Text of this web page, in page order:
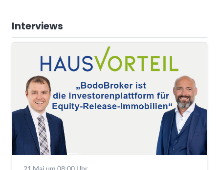
Interviews